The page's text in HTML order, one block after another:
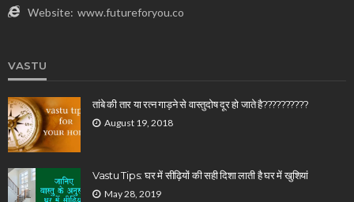
Website: www.futureforyou.co
VASTU
तांबे की तार या रत्न गाड़ने से वास्तुदोष दूर हो जाते है??????????
August 19, 2018
Vastu Tips: घर में सीढ़ियों की सही दिशा लाती है घर में खुशियां
May 28, 2019